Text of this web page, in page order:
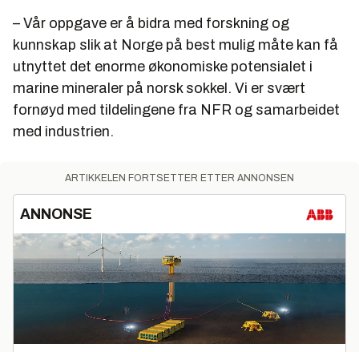
– Vår oppgave er å bidra med forskning og
kunnskap slik at Norge på best mulig måte kan få
utnyttet det enorme økonomiske potensialet i
marine mineraler på norsk sokkel. Vi er svært
fornøyd med tildelingene fra NFR og samarbeidet
med industrien.
ARTIKKELEN FORTSETTER ETTER ANNONSEN
ANNONSE